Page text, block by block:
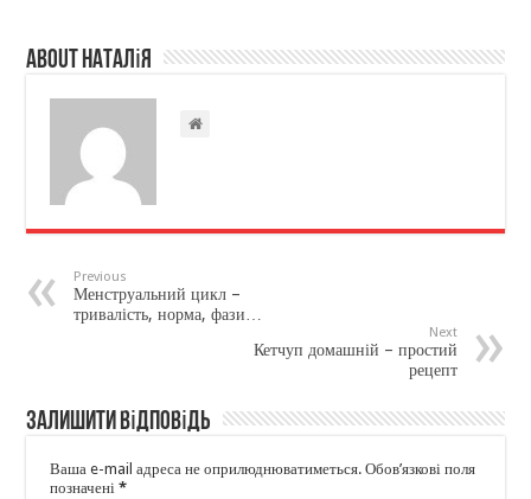
About Наталія
Previous
Менструальний цикл –
тривалість, норма, фази…
Next
Кетчуп домашній – простий
рецепт
Залишити відповідь
Ваша e-mail адреса не оприлюднюватиметься. Обов’язкові поля
позначені*